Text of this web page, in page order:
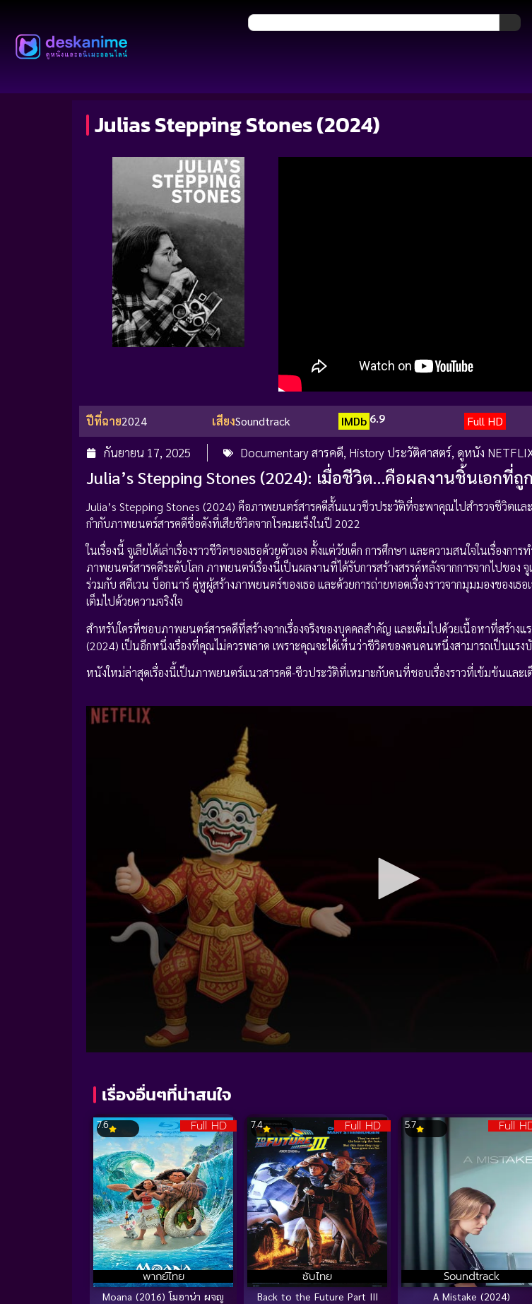
Julias Stepping Stones (2024)
ปีที่ฉาย2024 เสียงSoundtrack IMDb 6.9 Full HD
กันยายน 17, 2025 Documentary สารคดี, History ประวัติศาสตร์, ดูหนัง
Julia’s Stepping Stones (2024): เมื่อชีวิต…คือผลงานชิ้นเอกที่ถู
Julia’s Stepping Stones (2024) คือภาพยนตร์สารคดีสั้นแนวชีวประวัติที่จะพาคุณไปสำรวจชีวิตและ
กำกับภาพยนตร์สารคดีชื่อดังที่เสียชีวิตจากโรคมะเร็งในปี 2022
ในเรื่องนี้ จูเลียได้เล่าเรื่องราวชีวิตของเธอด้วยตัวเอง ตั้งแต่วัยเด็ก การศึกษา และความสนใจในเรื่องกา
ภาพยนตร์สารคดีระดับโลก ภาพยนตร์เรื่องนี้เป็นผลงานที่ได้รับการสร้างสรรค์หลังจากการจากไปของ จู
ร่วมกับ สตีเวน บ็อกนาร์ คู่หูผู้สร้างภาพยนตร์ของเธอ และด้วยการถ่ายทอดเรื่องราวจากมุมมองของเธ
เต็มไปด้วยความจริงใจ
สำหรับใครที่ชอบภาพยนตร์สารคดีที่สร้างจากเรื่องจริงของบุคคลสำคัญ และเต็มไปด้วยเนื้อหาที่สร้างแ
(2024) เป็นอีกหนึ่งเรื่องที่คุณไม่ควรพลาด เพราะคุณจะได้เห็นว่าชีวิตของคนคนหนึ่งสามารถเป็นแรง
หนังใหม่ล่าสุดเรื่องนี้เป็นภาพยนตร์แนวสารคดี-ชีวประวัติที่เหมาะกับคนที่ชอบเรื่องราวที่เข้มข้นและ
เรื่องอื่นๆที่น่าสนใจ
Full HD
พากย์ไทย
7.6
Moana (2016) โมอาน่า ผจญ
Full HD
ซับไทย
7.4
Back to the Future Part III
Full
Soundtrack
5.7
A Mistake (2024)